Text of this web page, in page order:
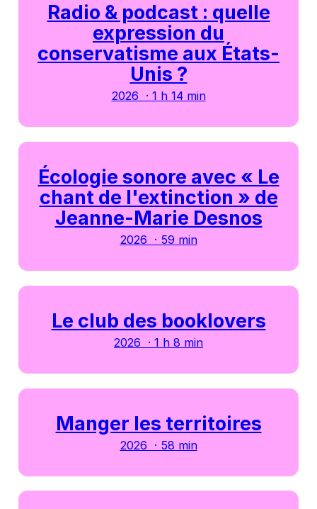
Radio & podcast : quelle
expression du
conservatisme aux États-
Unis ?
2026 · 1 h 14 min
Écologie sonore avec « Le
chant de l'extinction » de
Jeanne-Marie Desnos
2026 · 59 min
Le club des booklovers
2026 · 1 h 8 min
Manger les territoires
2026 · 58 min